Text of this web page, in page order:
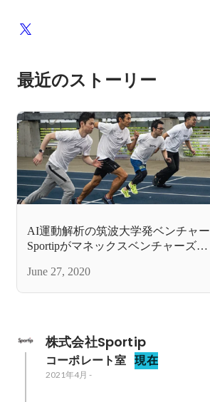
最近のストーリー
AI運動解析の筑波大学発ベンチャー
Sportipがマネックスベンチャーズ・
数千万の資金調達
June 27, 2020
株式会社Sportip
コーポレート室 現在
2021年4月 -